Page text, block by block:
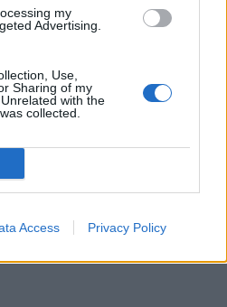
my
Advertising.
Use,
Sharing of my
with the
collected.
Access Privacy Policy